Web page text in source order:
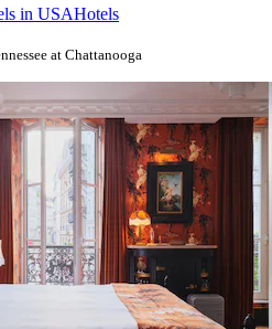
in USAHotels
at Chattanooga